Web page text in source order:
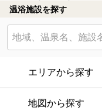
温浴施設を探す
エリアから探す
地図から探す